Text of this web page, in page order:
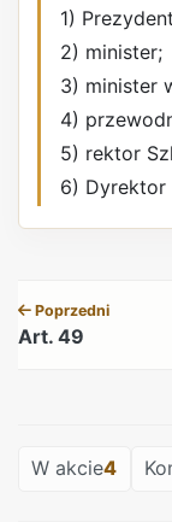
1)
2) minister;
3) minister
4)
5) rektor
6) Dyrektor
Poprzedni
Art. 49
W akcie4